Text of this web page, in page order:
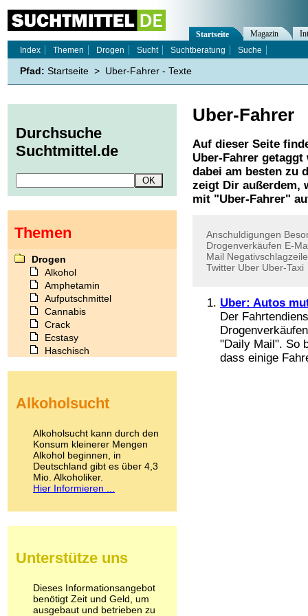
Uber-Fahrer
Auf dieser Seite
Uber-Fahrer getaggt
dabei am besten zu
zeigt Dir außerdem,
mit "Uber-Fahrer"
Anschuldigungen
Drogenverkäufen E-
Mail
Twitter Uber Uber-Taxi
Uber: Autos
Der
"Daily Mail". So
dass einige
Startseite Magazin
Index
Themen Drogen Sucht Suchtberatung Suche
Pfad: Startseite > Uber-Fahrer - Texte
Durchsuche
Suchtmittel.de
Themen
Drogen
Alkohol
Amphetamin
Aufputschmittel
Cannabis
Crack
Ecstasy
Haschisch
Kokain
LSD
Marihuana
Medikamente
Meskalin
Metamphetamin
Methadon
Pilze
Psychopharmaka
Schlafmittel
Schmerzmittel
Alkoholsucht
Alkoholsucht kann durch den
Konsum kleinerer Mengen
Alkohol beginnen, in
Deutschland gibt es über 4,3
Mio. Alkoholiker.
Hier Informieren ...
Unterstütze uns
Dieses Informationsangebot
benötigt Zeit und Geld, um
ausgebaut und betrieben zu